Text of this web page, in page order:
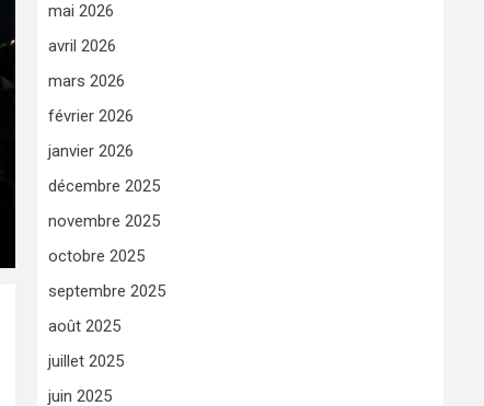
mai 2026
avril 2026
mars 2026
février 2026
janvier 2026
décembre 2025
novembre 2025
octobre 2025
septembre 2025
août 2025
juillet 2025
juin 2025